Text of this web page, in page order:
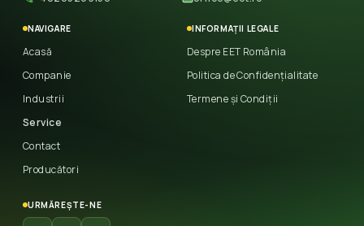
NAVIGARE
Acasă
Companie
Industrii
Service
Contact
Producători
INFORMAȚII LEGALE
Despre EET România
Politica de Confidențialitate
Termene și Condiții
URMĂREȘTE-NE